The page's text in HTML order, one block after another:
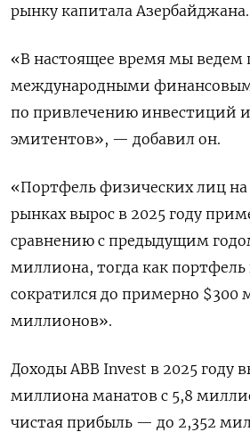
рынку капитала Азербайджана.
«В настоящее время мы ведем
международными
по привлечению инвестиций
эмитентов», — добавил он.
«Портфель физических лиц
рынках вырос в 2025 году
сравнению с предыдущим
миллиона, тогда как
сократился до примерно $300
миллионов».
Доходы ABB ⁠Invest в 2025 году
миллиона манатов с 5,8
чистая прибыль — до 2,352